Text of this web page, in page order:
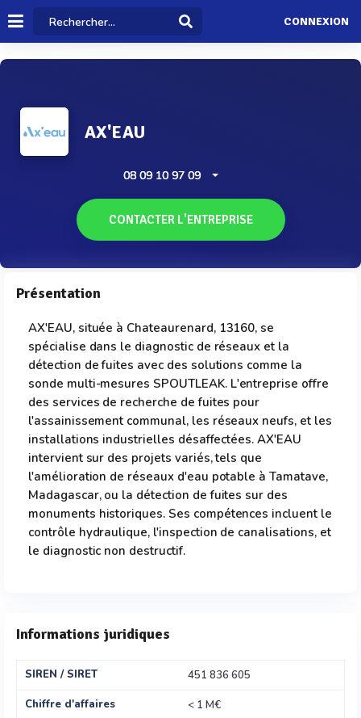
CONNEXION
AX'EAU
08 09 10 97 09
CONTACTER L'ENTREPRISE
Présentation
AX'EAU, située à Chateaurenard, 13160, se
spécialise dans le diagnostic de réseaux et la
détection de fuites avec des solutions comme la
sonde multi-mesures SPOUTLEAK. L'entreprise offre
des services de recherche de fuites pour
l'assainissement communal, les réseaux neufs, et les
installations industrielles désaffectées. AX'EAU
intervient sur des projets variés, tels que
l'amélioration de réseaux d'eau potable à Tamatave,
Madagascar, ou la détection de fuites sur des
monuments historiques. Ses compétences incluent le
contrôle hydraulique, l'inspection de canalisations, et
le diagnostic non destructif.
Informations juridiques
SIREN / SIRET
451 836 605
Chiffre d'affaires
< 1 M€